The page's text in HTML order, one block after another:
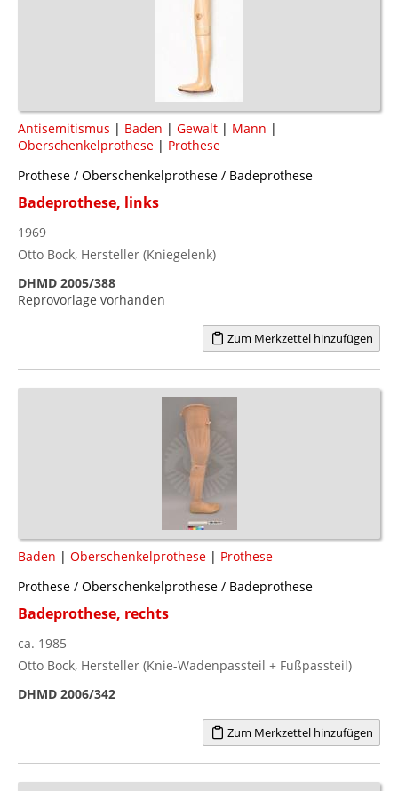
Antisemitismus | Baden | Gewalt | Mann |
Oberschenkelprothese | Prothese
Prothese / Oberschenkelprothese / Badeprothese
Badeprothese, links
1969
Otto Bock, Hersteller (Kniegelenk)
DHMD 2005/388
Reprovorlage vorhanden
Zum Merkzettel hinzufügen
Baden | Oberschenkelprothese | Prothese
Prothese / Oberschenkelprothese / Badeprothese
Badeprothese, rechts
ca. 1985
Otto Bock, Hersteller (Knie-Wadenpassteil + Fußpassteil)
DHMD 2006/342
Zum Merkzettel hinzufügen